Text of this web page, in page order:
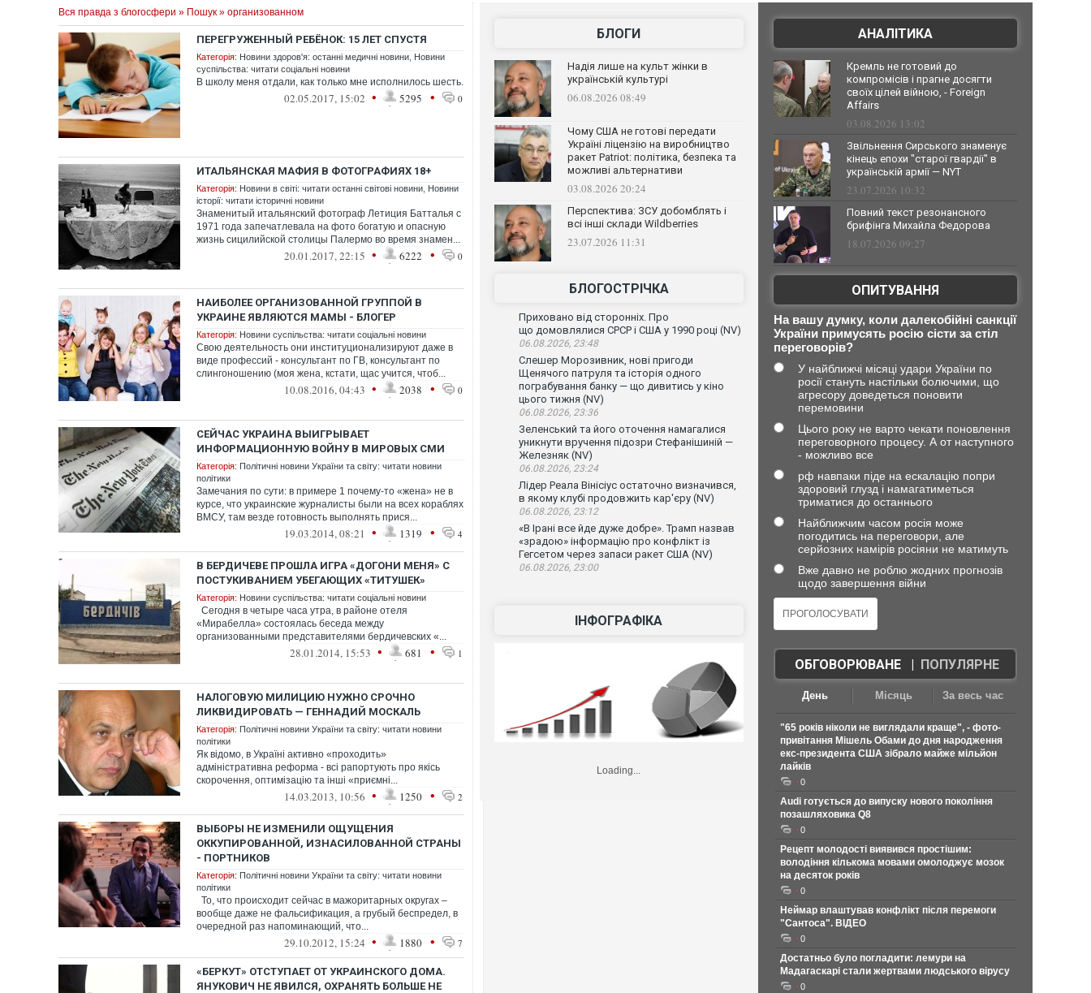
Вся правда з блогосфери » Пошук » организованном
ПЕРЕГРУЖЕННЫЙ РЕБЁНОК: 15 ЛЕТ СПУСТЯ
Категорія: Новини здоров'я: останні медичні новини Новини
суспільства: читати соціальні новини
В школу меня отдали, как только мне исполнилось шесть.
02.05.2017, 15:02 • 5295 • 0
ИТАЛЬЯНСКАЯ МАФИЯ В ФОТОГРАФИЯХ 18+
Категорія: Новини в світі: читати останні світові новини Новини
історії: читати історичні новини
Знаменитый итальянский фотограф Летиция Батталья с
1971 года запечатлевала на фото богатую и опасную
жизнь сицилийской столицы Палермо во время знамен...
20.01.2017, 22:15 • 6222 • 0
НАИБОЛЕЕ ОРГАНИЗОВАННОЙ ГРУППОЙ В
УКРАИНЕ ЯВЛЯЮТСЯ МАМЫ - БЛОГЕР
Категорія: Новини суспільства: читати соціальні новини
Свою деятельность они институционализируют даже в
виде профессий - консультант по ГВ, консультант по
слингоношению (моя жена, кстати, щас учится, чтоб...
10.08.2016, 04:43 • 2038 • 0
СЕЙЧАС УКРАИНА ВЫИГРЫВАЕТ
ИНФОРМАЦИОННУЮ ВОЙНУ В МИРОВЫХ СМИ
Категорія: Політичні новини України та світу: читати новини
політики
Замечания по сути: в примере 1 почему-то «жена» не в
курсе, что украинские журналисты были на всех кораблях
ВМСУ, там везде готовность выполнять прися...
19.03.2014, 08:21 • 1319 • 4
В БЕРДИЧЕВЕ ПРОШЛА ИГРА «ДОГОНИ МЕНЯ» С
ПОСТУКИВАНИЕМ УБЕГАЮЩИХ «ТИТУШЕК»
Категорія: Новини суспільства: читати соціальні новини
Сегодня в четыре часа утра, в районе отеля
«Мирабелла» состоялась беседа между
организованными представителями бердичевских «...
28.01.2014, 15:53 • 681 • 1
НАЛОГОВУЮ МИЛИЦИЮ НУЖНО СРОЧНО
ЛИКВИДИРОВАТЬ — ГЕННАДИЙ МОСКАЛЬ
Категорія: Політичні новини України та світу: читати новини
політики
Як відомо, в Україні активно «проходить»
адміністративна реформа - всі рапортують про якісь
скорочення, оптимізацію та інші «приємні...
14.03.2013, 10:56 • 1250 • 2
ВЫБОРЫ НЕ ИЗМЕНИЛИ ОЩУЩЕНИЯ
ОККУПИРОВАННОЙ, ИЗНАСИЛОВАННОЙ СТРАНЫ
- ПОРТНИКОВ
Категорія: Політичні новини України та світу: читати новини
політики
То, что происходит сейчас в мажоритарных округах –
вообще даже не фальсификация, а грубый беспредел, в
очередной раз напоминающий, что...
29.10.2012, 15:24 • 1880 • 7
«БЕРКУТ» ОТСТУПАЕТ ОТ УКРАИНСКОГО ДОМА.
ЯНУКОВИЧ НЕ ЯВИЛСЯ, ОХРАНЯТЬ БОЛЬШЕ НЕ
БЛОГИ
Надія лише на культ жінки в
українській культурі
06.08.2026 08:49
Чому США не готові передати
Україні ліцензію на виробництво
ракет Patriot: політика, безпека та
можливі альтернативи
03.08.2026 20:24
Перспектива: ЗСУ добомблять і
всі інші склади Wildberries
23.07.2026 11:31
БЛОГОСТРІЧКА
Приховано від сторонніх. Про
що домовлялися СРСР і США у 1990 році (NV)
06.08.2026, 23:48
Слешер Морозивник, нові пригоди
Щенячого патруля та історія одного
пограбування банку — що дивитись у кіно
цього тижня (NV)
06.08.2026, 23:36
Зеленський та його оточення намагалися
уникнути вручення підозри Стефанішиній —
Железняк (NV)
06.08.2026, 23:24
Лідер Реала Вінісіус остаточно визначився,
в якому клубі продовжить кар'єру (NV)
06.08.2026, 23:12
«В Ірані все йде дуже добре». Трамп назвав
«зрадою» інформацію про конфлікт із
Гегсетом через запаси ракет США (NV)
06.08.2026, 23:00
ІНФОГРАФІКА
Loading...
АНАЛІТИКА
Кремль не готовий до
компромісів і прагне досягти
своїх цілей війною, - Foreign
Affairs
03.08.2026 13:02
Звільнення Сирського знаменує
кінець епохи "старої гвардії" в
українській армії — NYT
23.07.2026 10:32
Повний текст резонансного
брифінга Михайла Федорова
18.07.2026 09:27
ОПИТУВАННЯ
На вашу думку, коли далекобійні санкції
України примусять росію сісти за стіл
переговорів?
У найближчі місяці удари України по
росії стануть настільки болючими, що
агресору доведеться поновити
перемовини
Цього року не варто чекати поновлення
переговорного процесу. А от наступного
- можливо все
рф навпаки піде на ескалацію попри
здоровий глузд і намагатиметься
триматися до останнього
Найближчим часом росія може
погодитись на переговори, але
серйозних намірів росіяни не матимуть
Вже давно не роблю жодних прогнозів
щодо завершення війни
ОБГОВОРЮВАНЕ| ПОПУЛЯРНЕ
День Місяць За весь час
"65 років ніколи не виглядали краще", - фото-
привітання Мішель Обами до дня народження
екс-президента США зібрало майже мільйон
лайків
0
Audi готується до випуску нового покоління
позашляховика Q8
0
Рецепт молодості виявився простішим:
володіння кількома мовами омолоджує мозок
на десяток років
0
Неймар влаштував конфлікт після перемоги
"Сантоса". ВІДЕО
0
Достатньо було погладити: лемури на
Мадагаскарі стали жертвами людського вірусу
0